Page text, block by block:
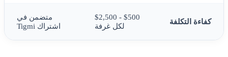
كفاءة التكلفة
$500 - $2,500
لكل غرفة
متضمن في
اشتراك Tigmi